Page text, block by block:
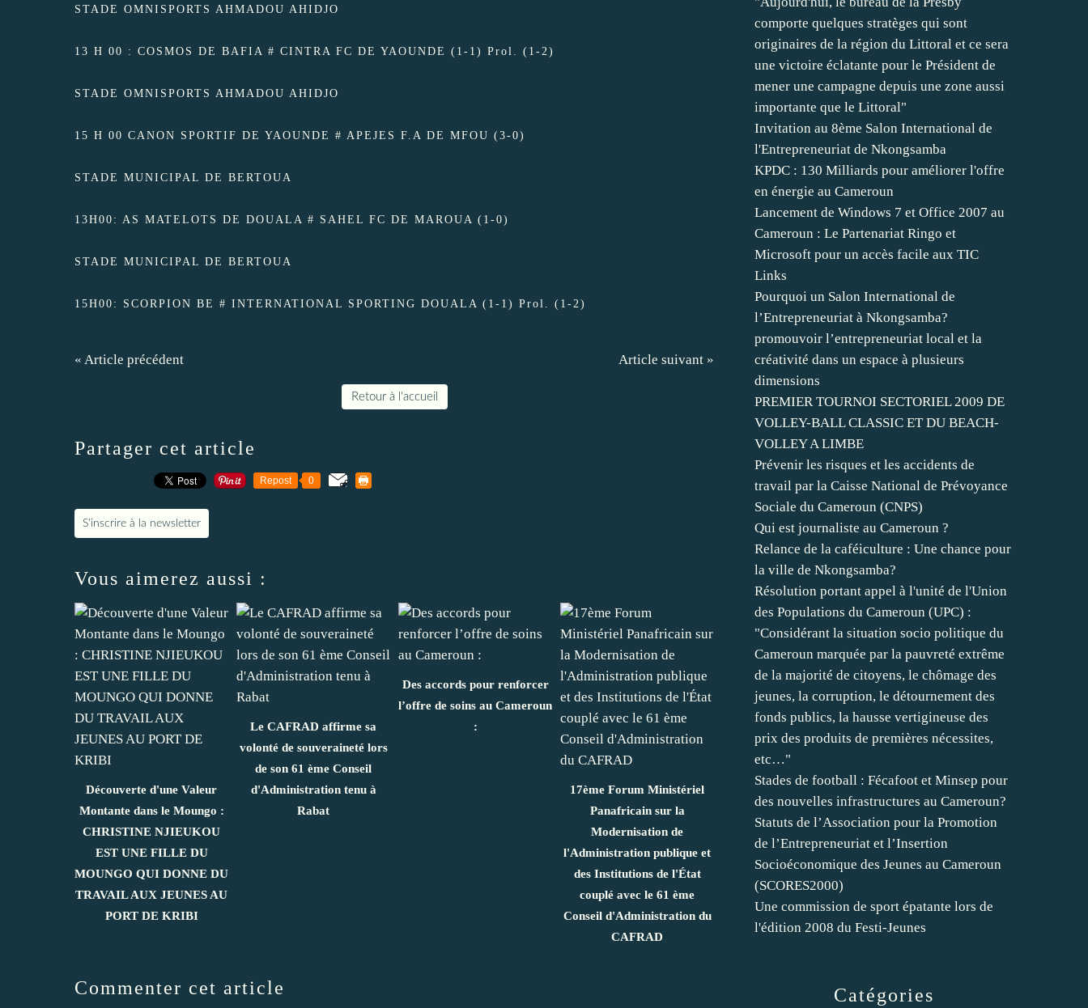
STADE OMNISPORTS AHMADOU AHIDJO
13 H 00 : COSMOS DE BAFIA # CINTRA FC DE YAOUNDE (1-1) Prol. (1-2)
STADE OMNISPORTS AHMADOU AHIDJO
15 H 00 CANON SPORTIF DE YAOUNDE # APEJES F.A DE MFOU (3-0)
STADE MUNICIPAL DE BERTOUA
13H00: AS MATELOTS DE DOUALA # SAHEL FC DE MAROUA (1-0)
STADE MUNICIPAL DE BERTOUA
15H00: SCORPION BE # INTERNATIONAL SPORTING DOUALA (1-1) Prol. (1-2)
« Article précédent Article suivant »
Retour à l'accueil
Partager cet article
Repost 0
S'inscrire à la newsletter
Vous aimerez aussi :
Découverte d'une Valeur
Montante dans le Moungo :
CHRISTINE NJIEUKOU
EST UNE FILLE DU
MOUNGO QUI DONNE DU
TRAVAIL AUX JEUNES AU
PORT DE KRIBI
Le CAFRAD affirme sa
volonté de souveraineté lors
de son 61 ème Conseil
d'Administration tenu à
Rabat
Des accords pour renforcer
l’offre de soins au Cameroun
:
17ème Forum Ministériel
Panafricain sur la
Modernisation de
l'Administration publique et
des Institutions de l'État
couplé avec le 61 ème
Conseil d'Administration du
CAFRAD
Commenter cet article Catégories
comporte quelques stratèges qui sont
originaires de la région du Littoral et ce sera
une victoire éclatante pour le Président de
mener une campagne depuis une zone aussi
importante que le Littoral"
Invitation au 8ème Salon International de
l'Entrepreneuriat de Nkongsamba
KPDC : 130 Milliards pour améliorer l'offre
en énergie au Cameroun
Lancement de Windows 7 et Office 2007 au
Cameroun : Le Partenariat Ringo et
Microsoft pour un accès facile aux TIC
Links
Pourquoi un Salon International de
l’Entrepreneuriat à Nkongsamba?
promouvoir l’entrepreneuriat local et la
créativité dans un espace à plusieurs
dimensions
PREMIER TOURNOI SECTORIEL 2009 DE
VOLLEY-BALL CLASSIC ET DU BEACH-
VOLLEY A LIMBE
Prévenir les risques et les accidents de
travail par la Caisse National de Prévoyance
Sociale du Cameroun (CNPS)
Qui est journaliste au Cameroun ?
Relance de la caféiculture : Une chance pour
la ville de Nkongsamba?
Résolution portant appel à l'unité de l'Union
des Populations du Cameroun (UPC) :
"Considérant la situation socio politique du
Cameroun marquée par la pauvreté extrême
de la majorité de citoyens, le chômage des
jeunes, la corruption, le détournement des
fonds publics, la hausse vertigineuse des
prix des produits de premières nécessites,
etc…"
Stades de football : Fécafoot et Minsep pour
des nouvelles infrastructures au Cameroun?
Statuts de l’Association pour la Promotion
de l’Entrepreneuriat et l’Insertion
Socioéconomique des Jeunes au Cameroun
(SCORES2000)
Une commission de sport épatante lors de
l'édition 2008 du Festi-Jeunes